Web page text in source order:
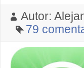
Autor:
79